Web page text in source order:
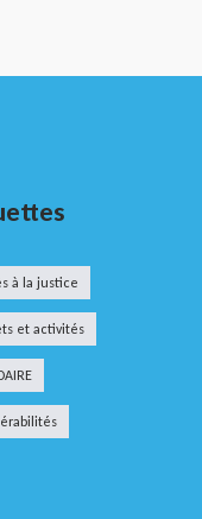
à la justice
et activités